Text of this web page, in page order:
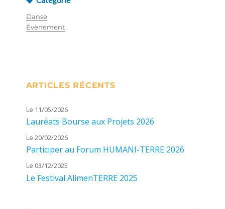
Danse
Évènement
ARTICLES RÉCENTS
Le 11/05/2026
Lauréats Bourse aux Projets 2026
Le 20/02/2026
Participer au Forum HUMANI-TERRE 2026
Le 03/12/2025
Le Festival AlimenTERRE 2025